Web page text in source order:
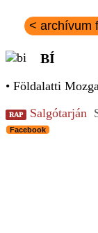
< archívum
BÍ
• Földalatti
RAP Salgótarján
Facebook